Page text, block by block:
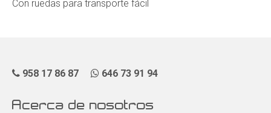
Con ruedas para transporte fácil
958 17 86 87 646 73 91 94
Acerca de nosotros